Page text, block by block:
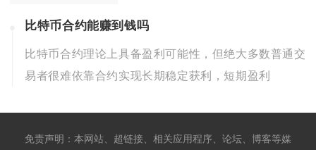
比特币合约能赚到钱吗
比特币合约理论上具备盈利可能性，但绝大多数普通交
易者很难依靠合约实现长期稳定获利，短期盈利
免责声明：本网站、超链接、相关应用程序、论坛、博客等媒